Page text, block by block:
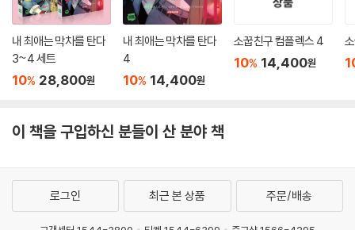
내 최애는 막차를 탄다
3~4 세트
10% 28,800원
내 최애는 막차를 탄다
4
10% 14,400원
소꿉친구 컴플렉스 4
10% 14,400원
이 책을 구입하신 분들이 산 분야 책
로그인 최근 본 상품 주문/배송